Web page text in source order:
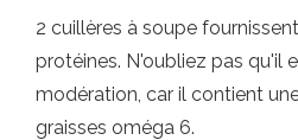
2 cuillères à soupe
protéines. N'oubliez pas qu'il
modération, car il contient
graisses oméga 6.